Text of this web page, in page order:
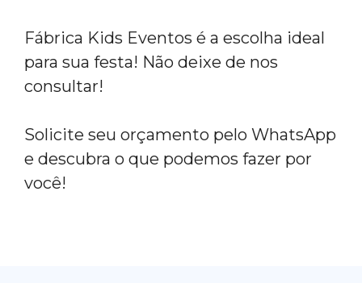
Fábrica Kids Eventos é a escolha ideal
para sua festa! Não deixe de nos
consultar!
Solicite seu orçamento pelo WhatsApp
e descubra o que podemos fazer por
você!